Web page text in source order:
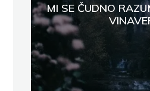
MI SE ČUDNO